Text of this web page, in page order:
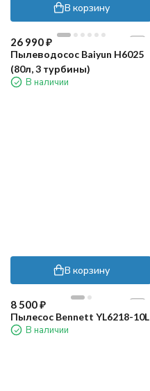
В корзину
26 990₽
Пылеводосос Baiyun H6025
(80л, 3 турбины)
В наличии
В корзину
8 500₽
Пылесос Bennett YL6218-10L
В наличии